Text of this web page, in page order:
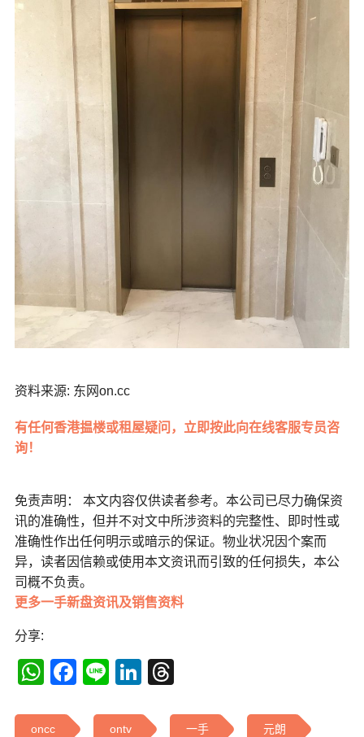
资料来源: 东网on.cc
有任何香港揾楼或租屋疑问，立即按此向在线客服专员咨
询！
免责声明： 本文内容仅供读者参考。本公司已尽力确保资
讯的准确性，但并不对文中所涉资料的完整性、即时性或
准确性作出任何明示或暗示的保证。物业状况因个案而
异，读者因信赖或使用本文资讯而引致的任何损失，本公
司概不负责。
更多一手新盘资讯及销售资料
分享:
WhatsApp
Facebook
LineLinkedIn
oncc ontv 一手 元朗